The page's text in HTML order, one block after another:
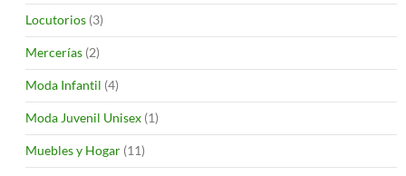
Locutorios (3)
Mercerías (2)
Moda Infantil (4)
Moda Juvenil Unisex (1)
Muebles y Hogar (11)